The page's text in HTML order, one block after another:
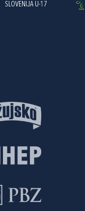
SLOVENIJA U-17